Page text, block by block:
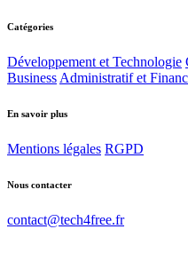
Catégories
Développement et Technologie
Business Administratif et
En savoir plus
Mentions légales RGPD
Nous contacter
contact@tech4free.fr